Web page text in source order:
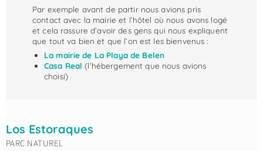
Par exemple avant de partir nous avions pris
contact avec la mairie et l’hôtel où nous avons logé
et cela rassure d’avoir des gens qui nous expliquent
que tout va bien et que l’on est les bienvenus :
La mairie de La Playa de Belen
Casa Real (l’hébergement que nous avions
choisi)
Los Estoraques
PARC NATUREL